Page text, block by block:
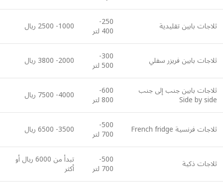
ثلاجات بابين تقليدية 250-
400 لتر 1000- 2500 ريال
ثلاجات بابين فريزر سفلي 300-
500 لتر 2000- 3800 ريال
ثلاجات بابين جنب إلى جنب
Side by side
600-
800 لتر 4000- 7500 ريال
ثلاجات فرنسية French fridge 500-
700 لتر 3500- 6500 ريال
ثلاجات ذكية 500-
700 لتر
تبدأ من 6000 ريال أو
أكثر